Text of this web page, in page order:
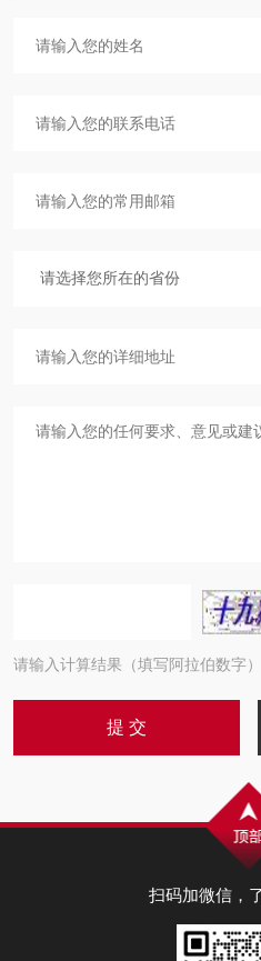
请输入计算结果（填写阿拉伯数字
扫码加微信，